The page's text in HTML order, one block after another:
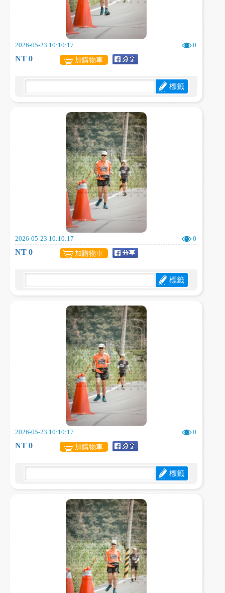
2026-05-23 10:10:17 0
NT 0 加購物車
標籤
2026-05-23 10:10:17 0
NT 0 加購物車
標籤
2026-05-23 10:10:17 0
NT 0 加購物車
標籤